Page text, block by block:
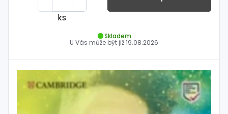
ks
Skladem
U Vás může být již19.08.2026